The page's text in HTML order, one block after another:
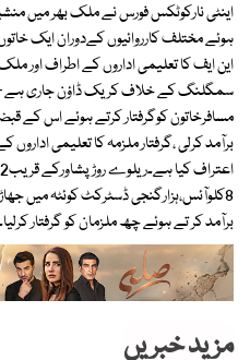
اینٹی نارکوٹکس فورس نے ملک بھر میں
ہوئے مختلف کارروائیوں کےدوران ایک
این ایف کا تعلیمی اداروں کے اطراف
سمگلنگ کے خلاف کریک ڈاؤن جاری ہے –
برآمد کرلی ،گرفتار ملزمہ کا تعلیمی
برآمد کر تے ہوئے چھ ملزمان کو گرفتار
مزید خبریں